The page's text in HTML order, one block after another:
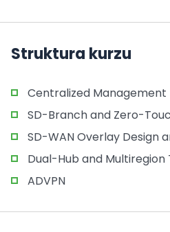
Struktura kurzu
Centralized Management
SD-Branch and Zero-
SD-WAN Overlay Design
Dual-Hub and Multiregion
ADVPN